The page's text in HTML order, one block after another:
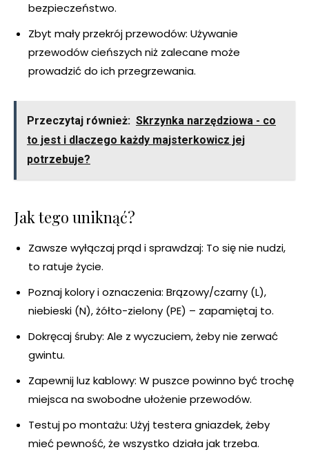
bezpieczeństwo.
Zbyt mały przekrój przewodów: Używanie
przewodów cieńszych niż zalecane może
prowadzić do ich przegrzewania.
Przeczytaj również: Skrzynka narzędziowa - co
to jest i dlaczego każdy majsterkowicz jej
potrzebuje?
Jak tego uniknąć?
Zawsze wyłączaj prąd i sprawdzaj: To się nie nudzi,
to ratuje życie.
Poznaj kolory i oznaczenia: Brązowy/czarny (L),
niebieski (N), żółto-zielony (PE) – zapamiętaj to.
Dokręcaj śruby: Ale z wyczuciem, żeby nie zerwać
gwintu.
Zapewnij luz kablowy: W puszce powinno być trochę
miejsca na swobodne ułożenie przewodów.
Testuj po montażu: Użyj testera gniazdek, żeby
mieć pewność, że wszystko działa jak trzeba.